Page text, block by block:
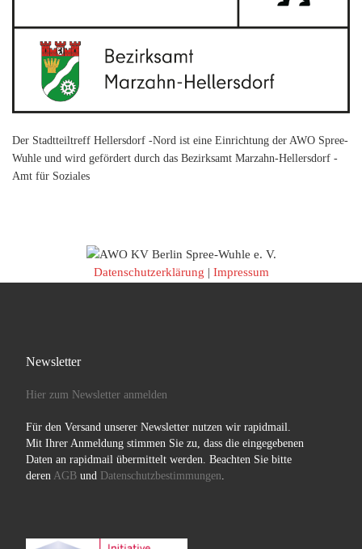
Der Stadtteiltreff Hellersdorf -Nord ist eine Einrichtung der AWO Spree-
Wuhle und wird gefördert durch das Bezirksamt Marzahn-Hellersdorf -
Amt für Soziales
Datenschutzerklärung | Impressum
Newsletter
Hier zum Newsletter anmelden
Für den Versand unserer Newsletter nutzen wir rapidmail.
Mit Ihrer Anmeldung stimmen Sie zu, dass die eingegebenen
Daten an rapidmail übermittelt werden. Beachten Sie bitte
deren AGBund Datenschutzbestimmungen